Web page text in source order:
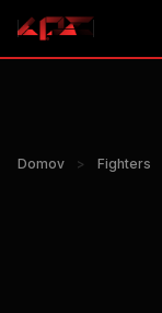
Domov > Fighters